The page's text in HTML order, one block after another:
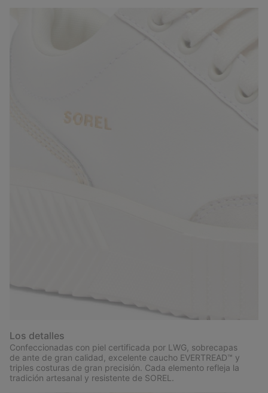
Los detalles
Confeccionadas con piel certificada por LWG, sobrecapas
de ante de gran calidad, excelente caucho EVERTREAD™ y
triples costuras de gran precisión. Cada elemento refleja la
tradición artesanal y resistente de SOREL.